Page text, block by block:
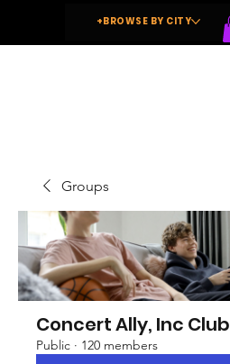
+BROWSE BY CITY
Groups
Concert Ally, Inc Club
Public · 120 members